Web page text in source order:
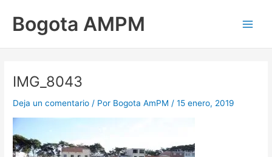
contenido
Bogota AMPM
IMG_8043
Deja un comentario / Por Bogota AmPM /15 enero, 2019